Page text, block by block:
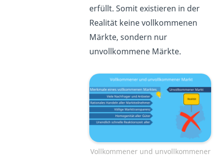
erfüllt. Somit existieren in der
Realität keine vollkommenen
Märkte, sondern nur
unvollkommene Märkte.
Vollkommener und unvollkommener